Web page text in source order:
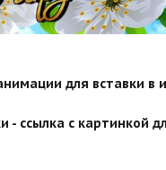
для вставки в
- ссылка с картинкой